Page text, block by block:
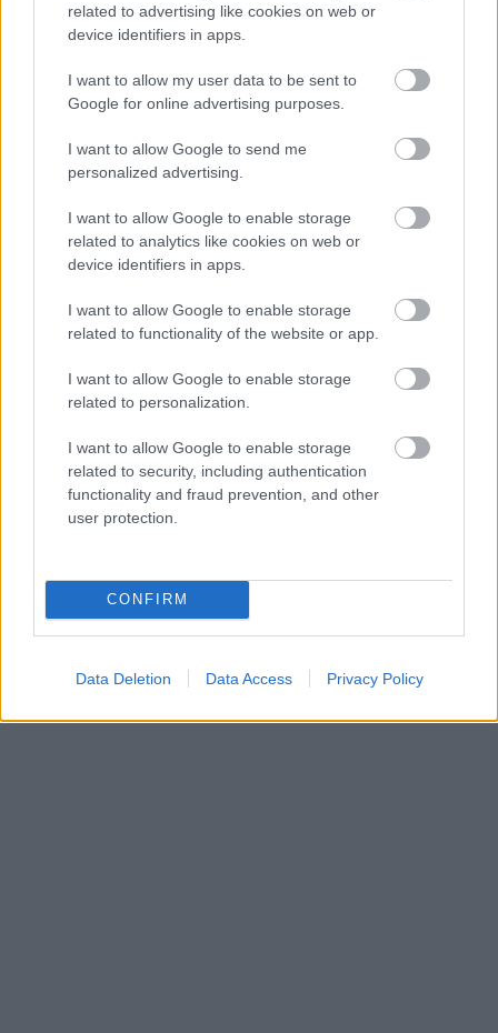
related to advertising like cookies on web or
device identifiers in apps.
I want to allow my user data to be sent to
Google for online advertising purposes.
I want to allow Google to send me
personalized advertising.
I want to allow Google to enable storage
related to analytics like cookies on web or
device identifiers in apps.
I want to allow Google to enable storage
related to functionality of the website or app.
I want to allow Google to enable storage
related to personalization.
I want to allow Google to enable storage
related to security, including authentication
functionality and fraud prevention, and other
user protection.
CONFIRM
Data Deletion Data Access Privacy Policy
Δείτε ακόμη